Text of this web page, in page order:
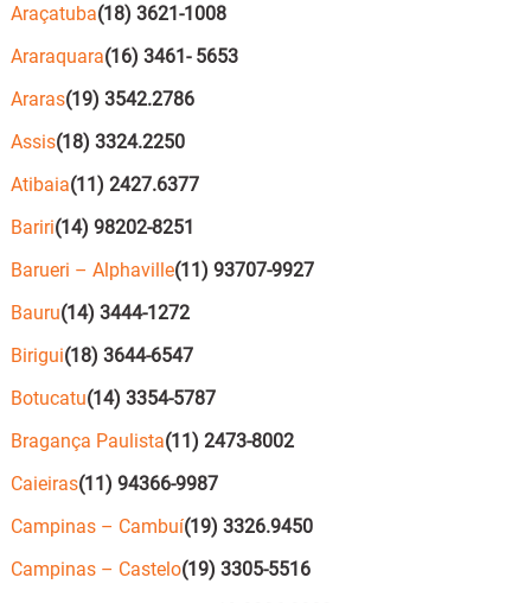
Araçatuba(18) 3621-1008
Araraquara(16) 3461- 5653
Araras(19) 3542.2786
Assis(18) 3324.2250
Atibaia(11) 2427.6377
Bariri(14) 98202-8251
Barueri – Alphaville(11) 93707-9927
Bauru(14) 3444-1272
Birigui(18) 3644-6547
Botucatu(14) 3354-5787
Bragança Paulista(11) 2473-8002
Caieiras(11) 94366-9987
Campinas – Cambuí(19) 3326.9450
Campinas – Castelo(19) 3305-5516